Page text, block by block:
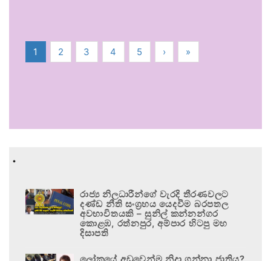
1 2 3 4 5 › »
.
රාජ්‍ය නිලධාරීන්ගේ වැරදි තීරණවලට
දණ්ඩ නීති සංග්‍රහය යෙදවීම බරපතල
අවභාවිතයකි – සුනිල් කන්නන්ගර
කොළඹ, රත්නපුර, අම්පාර හිටපු මහ
දිසාපති